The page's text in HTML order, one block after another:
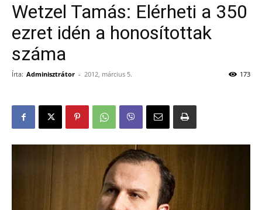
Wetzel Tamás: Elérheti a 350
ezret idén a honosítottak
száma
Írta: Adminisztrátor - 2012, március 5. 173